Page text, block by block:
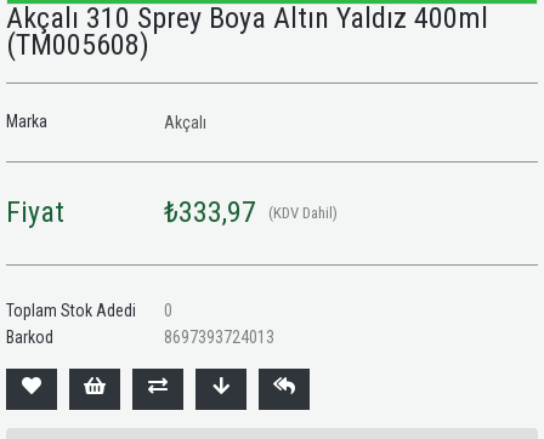
Akçalı 310 Sprey Boya Altın Yaldız 400ml
(TM005608)
Marka Akçalı
Fiyat ₺333,97 (KDV Dahil)
Toplam Stok Adedi
0
Barkod
8697393724013